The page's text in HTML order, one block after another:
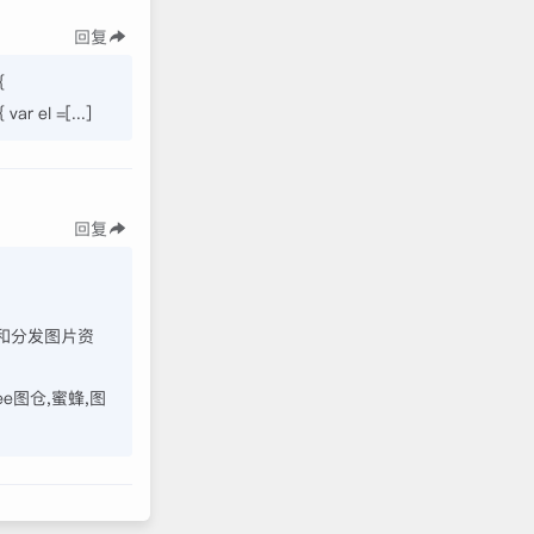
回复
var el =[...]
回复
分发图片资
图仓,蜜蜂,图